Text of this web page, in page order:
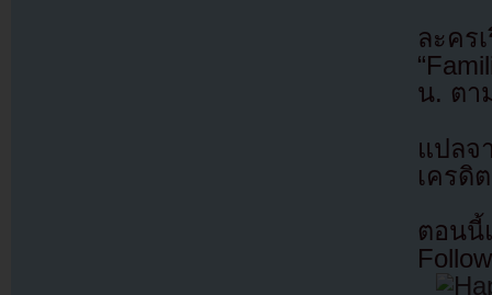
ละคร
น. ตา
แปล
เครดิ
ตอนนี้